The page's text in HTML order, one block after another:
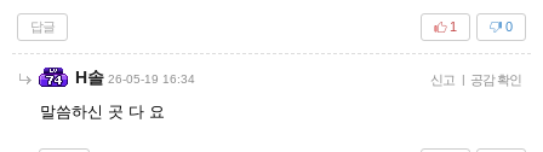
답글 0
1
H솔 26-05-19 16:34 신고 | 공감 확인
말씀하신 곳 다 요